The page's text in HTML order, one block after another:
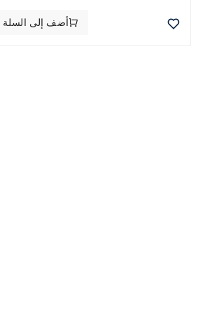
أضف إلى السلة